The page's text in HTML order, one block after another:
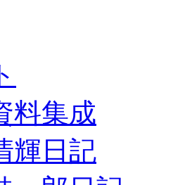
料集成
輝日記